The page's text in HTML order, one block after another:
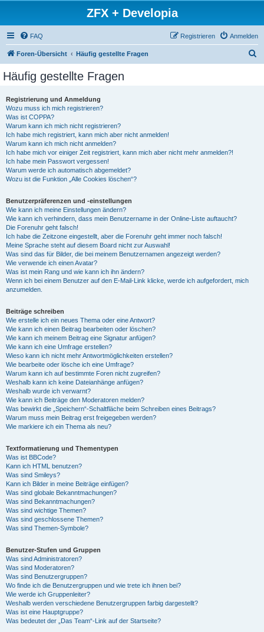
ZFX + Developia
FAQ Anmelden
Registrieren
Foren-Übersicht Häufig gestellte Fragen
Häufig gestellte Fragen
Registrierung und Anmeldung
Wozu muss ich mich registrieren?
Was ist COPPA?
Warum kann ich mich nicht registrieren?
Ich habe mich registriert, kann mich aber nicht anmelden!
Warum kann ich mich nicht anmelden?
Ich habe mich vor einiger Zeit registriert, kann mich aber nicht mehr anmelden?!
Ich habe mein Passwort vergessen!
Warum werde ich automatisch abgemeldet?
Wozu ist die Funktion „Alle Cookies löschen“?
Benutzerpräferenzen und -einstellungen
Wie kann ich meine Einstellungen ändern?
Wie kann ich verhindern, dass mein Benutzername in der Online-Liste auftaucht?
Die Forenuhr geht falsch!
Ich habe die Zeitzone eingestellt, aber die Forenuhr geht immer noch falsch!
Meine Sprache steht auf diesem Board nicht zur Auswahl!
Was sind das für Bilder, die bei meinem Benutzernamen angezeigt werden?
Wie verwende ich einen Avatar?
Was ist mein Rang und wie kann ich ihn ändern?
Wenn ich bei einem Benutzer auf den E-Mail-Link klicke, werde ich aufgefordert, mich
anzumelden.
Beiträge schreiben
Wie erstelle ich ein neues Thema oder eine Antwort?
Wie kann ich einen Beitrag bearbeiten oder löschen?
Wie kann ich meinem Beitrag eine Signatur anfügen?
Wie kann ich eine Umfrage erstellen?
Wieso kann ich nicht mehr Antwortmöglichkeiten erstellen?
Wie bearbeite oder lösche ich eine Umfrage?
Warum kann ich auf bestimmte Foren nicht zugreifen?
Weshalb kann ich keine Dateianhänge anfügen?
Weshalb wurde ich verwarnt?
Wie kann ich Beiträge den Moderatoren melden?
Was bewirkt die „Speichern“-Schaltfläche beim Schreiben eines Beitrags?
Warum muss mein Beitrag erst freigegeben werden?
Wie markiere ich ein Thema als neu?
Textformatierung und Thementypen
Was ist BBCode?
Kann ich HTML benutzen?
Was sind Smileys?
Kann ich Bilder in meine Beiträge einfügen?
Was sind globale Bekanntmachungen?
Was sind Bekanntmachungen?
Was sind wichtige Themen?
Was sind geschlossene Themen?
Was sind Themen-Symbole?
Benutzer-Stufen und Gruppen
Was sind Administratoren?
Was sind Moderatoren?
Was sind Benutzergruppen?
Wo finde ich die Benutzergruppen und wie trete ich ihnen bei?
Wie werde ich Gruppenleiter?
Weshalb werden verschiedene Benutzergruppen farbig dargestellt?
Was ist eine Hauptgruppe?
Was bedeutet der „Das Team“-Link auf der Startseite?